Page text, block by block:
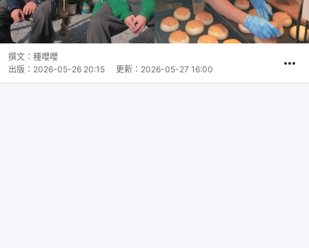
撰文： 種嚶嚶
出版： 2026-05-26 20:15 更新： 2026-05-27 16:00